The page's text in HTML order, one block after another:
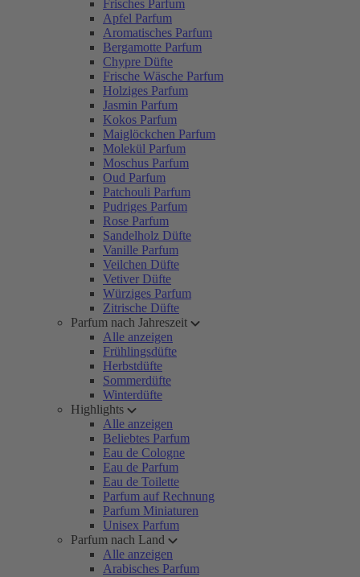
Frisches Parfum
Apfel Parfum
Aromatisches Parfum
Bergamotte Parfum
Chypre Düfte
Frische Wäsche Parfum
Holziges Parfum
Jasmin Parfum
Kokos Parfum
Maiglöckchen Parfum
Molekül Parfum
Moschus Parfum
Oud Parfum
Patchouli Parfum
Pudriges Parfum
Rose Parfum
Sandelholz Düfte
Vanille Parfum
Veilchen Düfte
Vetiver Düfte
Würziges Parfum
Zitrische Düfte
Parfum nach Jahreszeit
Alle anzeigen
Frühlingsdüfte
Herbstdüfte
Sommerdüfte
Winterdüfte
Highlights
Alle anzeigen
Beliebtes Parfum
Eau de Cologne
Eau de Parfum
Eau de Toilette
Parfum auf Rechnung
Parfum Miniaturen
Unisex Parfum
Parfum nach Land
Alle anzeigen
Arabisches Parfum